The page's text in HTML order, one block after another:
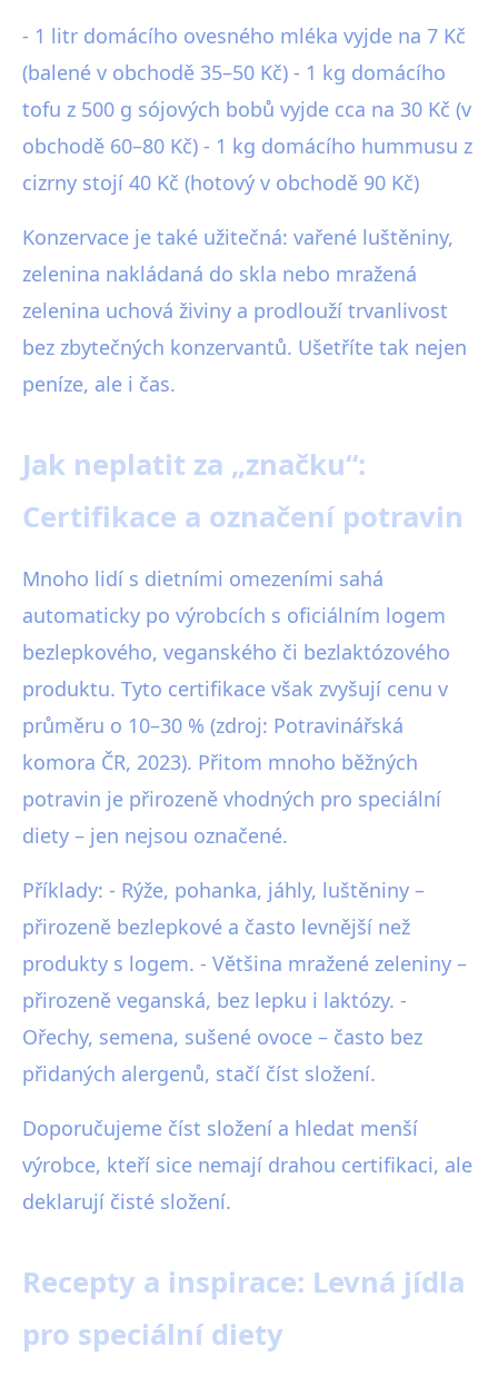
- 1 litr domácího ovesného mléka vyjde na 7 Kč
(balené v obchodě 35–50 Kč) - 1 kg domácího
tofu z 500 g sójových bobů vyjde cca na 30 Kč (v
obchodě 60–80 Kč) - 1 kg domácího hummusu z
cizrny stojí 40 Kč (hotový v obchodě 90 Kč)
Konzervace je také užitečná: vařené luštěniny,
zelenina nakládaná do skla nebo mražená
zelenina uchová živiny a prodlouží trvanlivost
bez zbytečných konzervantů. Ušetříte tak nejen
peníze, ale i čas.
Jak neplatit za „značku“:
Certifikace a označení potravin
Mnoho lidí s dietními omezeními sahá
automaticky po výrobcích s oficiálním logem
bezlepkového, veganského či bezlaktózového
produktu. Tyto certifikace však zvyšují cenu v
průměru o 10–30 % (zdroj: Potravinářská
komora ČR, 2023). Přitom mnoho běžných
potravin je přirozeně vhodných pro speciální
diety – jen nejsou označené.
Příklady: - Rýže, pohanka, jáhly, luštěniny –
přirozeně bezlepkové a často levnější než
produkty s logem. - Většina mražené zeleniny –
přirozeně veganská, bez lepku i laktózy. -
Ořechy, semena, sušené ovoce – často bez
přidaných alergenů, stačí číst složení.
Doporučujeme číst složení a hledat menší
výrobce, kteří sice nemají drahou certifikaci, ale
deklarují čisté složení.
Recepty a inspirace: Levná jídla
pro speciální diety